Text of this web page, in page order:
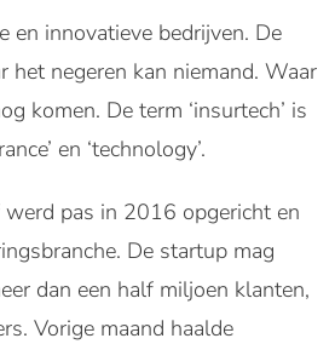
en innovatieve bedrijven. De
het negeren kan niemand. Waar
komen. De term ‘insurtech’ is
en ‘technology’.
pas in 2016 opgericht en
De startup mag
dan een half miljoen klanten,
Vorige maand haalde